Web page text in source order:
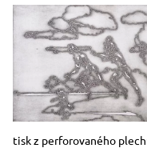
Rozměry
Stručný popis předmětu
tisk z perforovaného